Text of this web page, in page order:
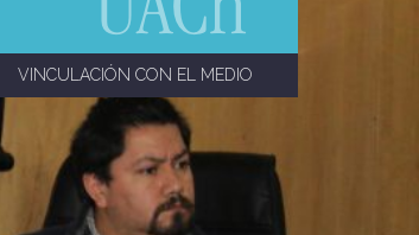
VINCULACIÓN CON EL MEDIO